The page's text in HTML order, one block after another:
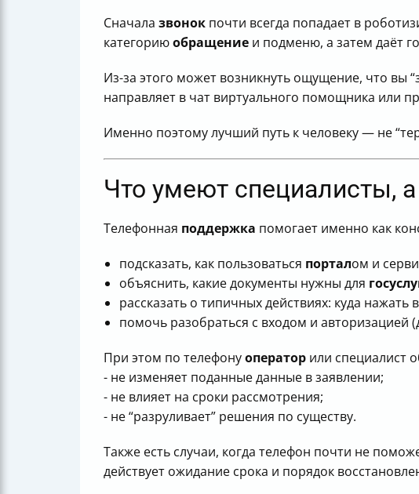
Сначала звонок почти всегда попадает в
категориюобращение и подменю, а затем даёт
Из-за этого может возникнуть ощущение, что вы
направляет в чат виртуального помощника или
Именно поэтому лучший путь к человеку — не
Что умеют специалисты,
Телефонная поддержка помогает именно как
подсказать, как пользоваться порталом и
объяснить, какие документы нужны для
рассказать о типичных действиях: куда
помочь разобраться с входом и авторизацией
При этом по телефонуоператор или специалист
- не изменяет поданные данные в заявлении;
- не влияет на сроки рассмотрения;
- не “разруливает” решения по существу.
Также есть случаи, когда телефон почти не
действует ожидание срока и порядок